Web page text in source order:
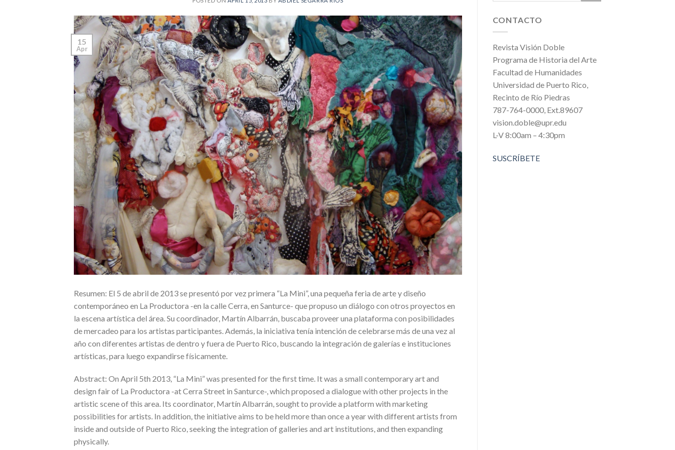
15
Apr
Resumen: El 5 de abril de 2013 se presentó por vez primera “La Mini”, una pequeña feria de arte y diseño
contemporáneo en La Productora -en la calle Cerra, en Santurce- que propuso un diálogo con otros proyectos en
la escena artística del área. Su coordinador, Martín Albarrán, buscaba proveer una plataforma con posibilidades
de mercadeo para los artistas participantes. Además, la iniciativa tenía intención de celebrarse más de una vez al
año con diferentes artistas de dentro y fuera de Puerto Rico, buscando la integración de galerías e instituciones
artísticas, para luego expandirse físicamente.
Abstract: On April 5th 2013, “La Mini” was presented for the first time. It was a small contemporary art and
design fair of La Productora -at Cerra Street in Santurce-, which proposed a dialogue with other projects in the
artistic scene of this area. Its coordinator, Martín Albarrán, sought to provide a platform with marketing
possibilities for artists. In addition, the initiative aims to be held more than once a year with different artists from
inside and outside of Puerto Rico, seeking the integration of galleries and art institutions, and then expanding
physically.
CONTACTO
Revista Visión Doble
Programa de Historia del Arte
Facultad de Humanidades
Universidad de Puerto Rico,
Recinto de Río Piedras
787-764-0000, Ext.89607
vision.doble@upr.edu
L-V 8:00am – 4:30pm
SUSCRÍBETE